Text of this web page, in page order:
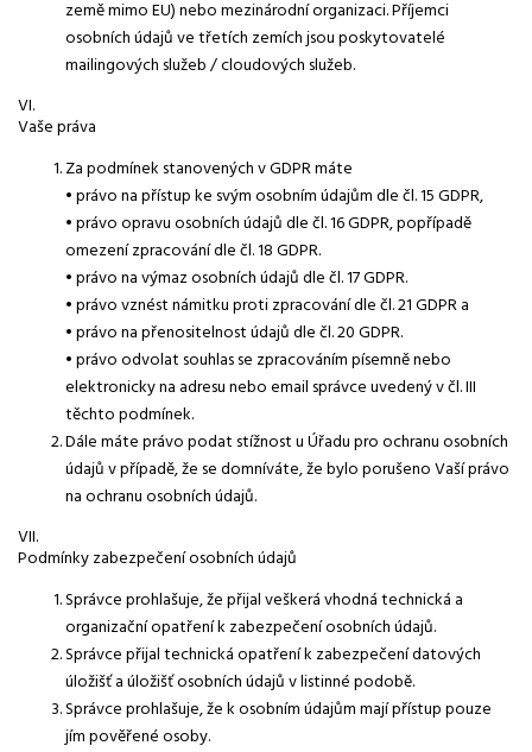
země mimo EU) nebo mezinárodní organizaci. Příjemci
osobních údajů ve třetích zemích jsou poskytovatelé
mailingových služeb / cloudových služeb.
VI.
Vaše práva
Za podmínek stanovených v GDPR máte
• právo na přístup ke svým osobním údajům dle čl. 15 GDPR,
• právo opravu osobních údajů dle čl. 16 GDPR, popřípadě
omezení zpracování dle čl. 18 GDPR.
• právo na výmaz osobních údajů dle čl. 17 GDPR.
• právo vznést námitku proti zpracování dle čl. 21 GDPR a
• právo na přenositelnost údajů dle čl. 20 GDPR.
• právo odvolat souhlas se zpracováním písemně nebo
elektronicky na adresu nebo email správce uvedený v čl. III
těchto podmínek.
Dále máte právo podat stížnost u Úřadu pro ochranu osobních
údajů v případě, že se domníváte, že bylo porušeno Vaší právo
na ochranu osobních údajů.
VII.
Podmínky zabezpečení osobních údajů
Správce prohlašuje, že přijal veškerá vhodná technická a
organizační opatření k zabezpečení osobních údajů.
Správce přijal technická opatření k zabezpečení datových
úložišť a úložišť osobních údajů v listinné podobě.
Správce prohlašuje, že k osobním údajům mají přístup pouze
jím pověřené osoby.